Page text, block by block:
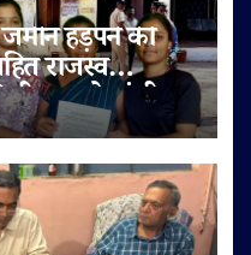
हड़पने की
राजस्व
के गंभीर